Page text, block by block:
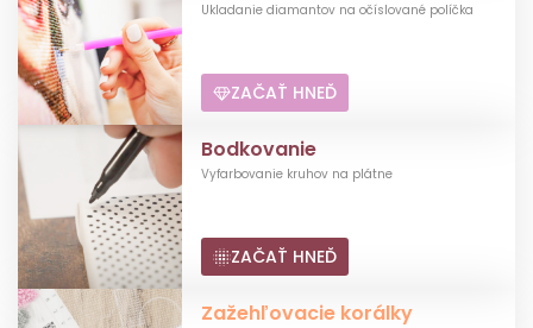
Ukladanie diamantov na očíslované políčka
ZAČAŤ HNEĎ
Bodkovanie
Vyfarbovanie kruhov na plátne
ZAČAŤ HNEĎ
Zažehľovacie korálky